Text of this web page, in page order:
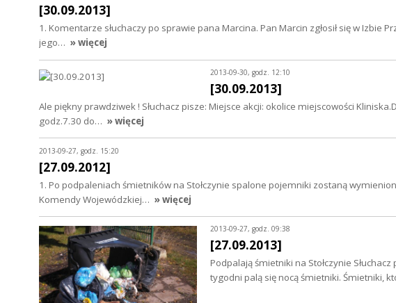
[30.09.2013]
1. Komentarze słuchaczy po sprawie pana Marcina. Pan Marcin zgłosił się w Izbie
jego… » więcej
2013-09-30, godz. 12:10
[30.09.2013]
Ale piękny prawdziwek ! Słuchacz pisze: Miejsce akcji: okolice miejscowości
godz.7.30 do… » więcej
2013-09-27, godz. 15:20
[27.09.2012]
1. Po podpaleniach śmietników na Stołczynie spalone pojemniki zostaną
Komendy Wojewódzkiej… » więcej
2013-09-27, godz. 09:38
[27.09.2013]
Podpalają śmietniki na Stołczynie
tygodni palą się nocą śmietniki. Śmietniki,